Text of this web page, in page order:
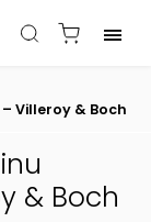
Villeroy & Boch
& Boch